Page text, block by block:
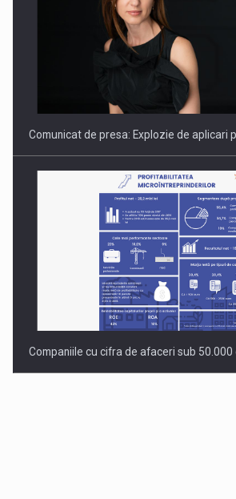
PUTTING ROMANIAN CORPORATE
INTERNATIONAL BUSINESS SCENE
Comunicat de presa: Explozie de aplicari
Companiile cu cifra de afaceri sub 50.000